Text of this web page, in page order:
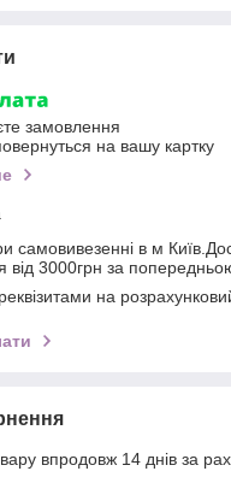
замовлення
на вашу картку
самовивезенні в м
від 3000грн за
на
впродовж 14 днів за